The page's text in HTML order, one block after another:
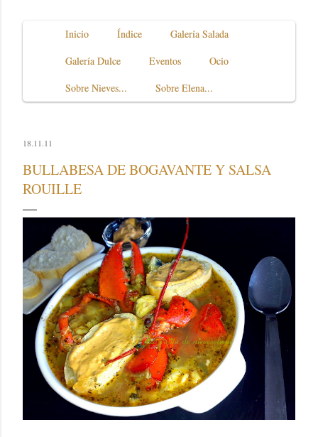
Inicio Índice
Galería Salada
Galería Dulce
Eventos
Ocio
Sobre Nieves...
Sobre Elena...
18.11.11
BULLABESA DE BOGAVANTE Y SALSA
ROUILLE